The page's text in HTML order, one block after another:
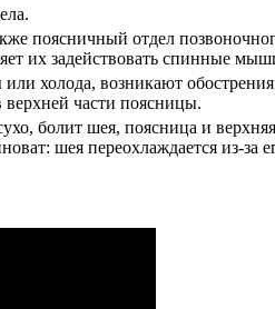
поясничный отдел
их задействовать спинные
холода, возникают
части поясницы.
болит шея, поясница и
шея переохлаждается из-за